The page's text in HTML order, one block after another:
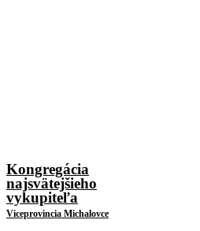
Kongregácia
najsvätejšieho
vykupiteľa
Viceprovincia Michalovce